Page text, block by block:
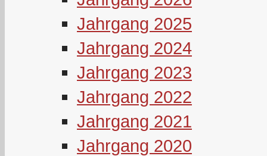
Jahrgang 2025
Jahrgang 2024
Jahrgang 2023
Jahrgang 2022
Jahrgang 2021
Jahrgang 2020